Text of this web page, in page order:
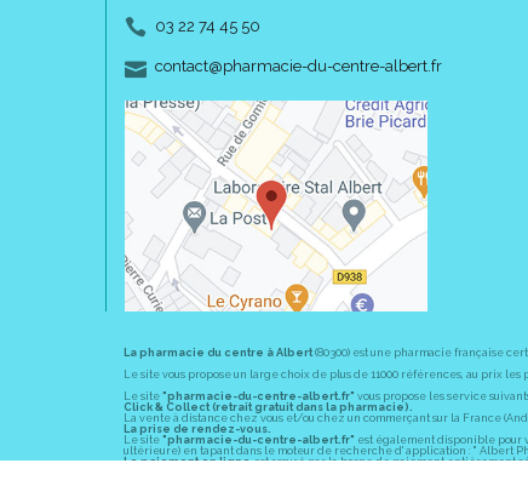
03 22 74 45 50
contact-
@-
pharmacie-du-centre-albert.fr
La pharmacie du centre à Albert (80300) est une pharmacie française
Le site vous propose un large choix de plus de 11000 références, au prix
Le site "pharmacie-du-centre-albert.fr" vous propose les service
Click & Collect (retrait gratuit dans la pharmacie).
La vente à distance chez vous et/ou chez un commerçant sur la France
La prise de rendez-vous.
Le site "pharmacie-du-centre-albert.fr" est également disponible pour
ultérieure) en tapant dans le moteur de recherche d' application : " Albert
Le paiement en ligneest assuré par la borne de paiement entièrement